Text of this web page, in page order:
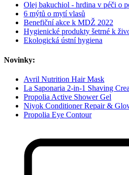
Olej bakuchiol - hrdina v péči o
6 mýtů o mytí vlasů
Benefiční akce k MDŽ 2022
Hygienické produkty šetrné k
Ekologická ústní hygiena
Novinky:
Avril Nutrition Hair Mask
La Saponaria 2-in-1 Shaving
Propolia Active Shower Gel
Niyok Conditioner Repair &
Propolia Eye Contour